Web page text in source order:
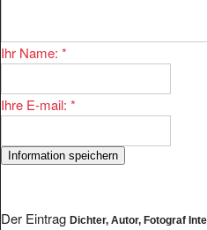
Ihr Name: *
Ihre E-mail: *
Der Eintrag Dichter, Autor, Fotograf